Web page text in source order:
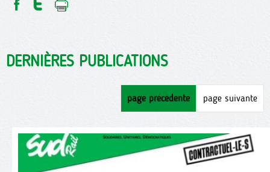
DERNIÈRES PUBLICATIONS
page précédente page suivante